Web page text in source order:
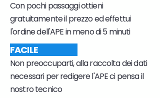
Con pochi passaggi ottieni
gratuitamente il prezzo ed effettui
l'ordine dell'APE in meno di 5 minuti
FACILE
Non preoccuparti, alla raccolta dei dati
necessari per redigere l'APE ci pensa il
nostro tecnico